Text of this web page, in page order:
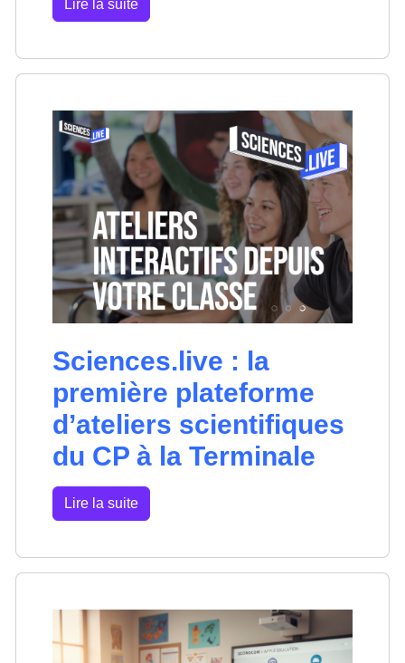
Lire la suite
Sciences.live : la
première plateforme
d’ateliers scientifiques
du CP à la Terminale
Lire la suite